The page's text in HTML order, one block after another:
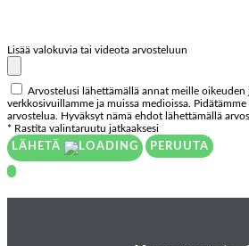
Lisää valokuvia tai videota arvosteluun
Arvostelusi lähettämällä annat meille oikeuden
verkkosivuillamme ja muissa medioissa.
arvostelua. Hyväksyt nämä ehdot lähettämällä
* Rastita valintaruutu jatkaaksesi
LÄHETÄ
PERUUTA